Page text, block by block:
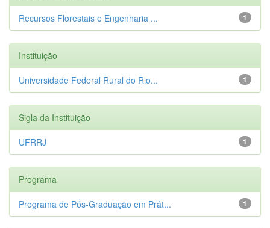
1
Recursos Florestais e Engenharia ...
Instituição
1
Universidade Federal Rural do Rio...
Sigla da Instituição
1
UFRRJ
Programa
1
Programa de Pós-Graduação em Prát...